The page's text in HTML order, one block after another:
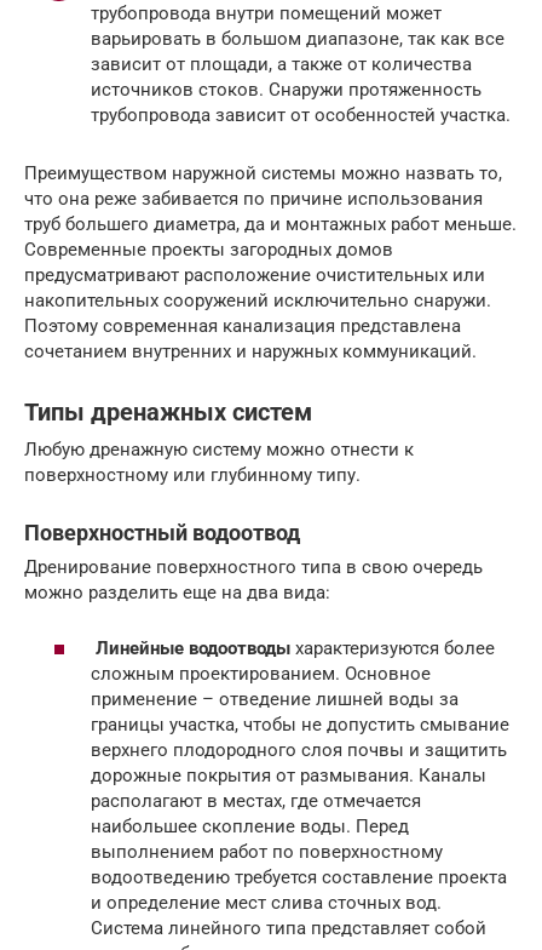
трубопровода внутри помещений может
варьировать в большом диапазоне, так как все
зависит от площади, а также от количества
источников стоков. Снаружи протяженность
трубопровода зависит от особенностей участка.
Преимуществом наружной системы можно назвать то,
что она реже забивается по причине использования
труб большего диаметра, да и монтажных работ меньше.
Современные проекты загородных домов
предусматривают расположение очистительных или
накопительных сооружений исключительно снаружи.
Поэтому современная канализация представлена
сочетанием внутренних и наружных коммуникаций.
Типы дренажных систем
Любую дренажную систему можно отнести к
поверхностному или глубинному типу.
Поверхностный водоотвод
Дренирование поверхностного типа в свою очередь
можно разделить еще на два вида:
Линейные водоотводы характеризуются более
сложным проектированием. Основное
применение – отведение лишней воды за
границы участка, чтобы не допустить смывание
верхнего плодородного слоя почвы и защитить
дорожные покрытия от размывания. Каналы
располагают в местах, где отмечается
наибольшее скопление воды. Перед
выполнением работ по поверхностному
водоотведению требуется составление проекта
и определение мест слива сточных вод.
Система линейного типа представляет собой